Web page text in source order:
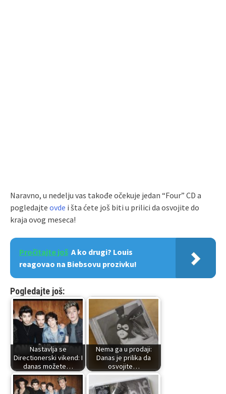
Naravno, u nedelju vas takođe očekuje jedan “Four” CD a
pogledajte ovde i šta ćete još biti u prilici da osvojite do
kraja ovog meseca!
Pročitajte još A ko drugi? Louis
reagovao na Biebsovu prozivku!
Pogledajte još:
Nastavlja se
Directionerski vikend: I
danas možete…
Nema ga u prodaji:
Danas je prilika da
osvojite…